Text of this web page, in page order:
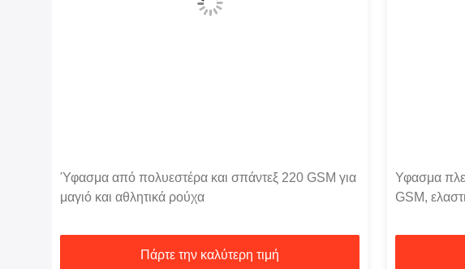
Ύφασμα από πολυεστέρα και σπάντεξ 220 GSM για
μαγιό και αθλητικά ρούχα
Πάρτε την καλύτερη τιμή
Υφασμα
GSM,